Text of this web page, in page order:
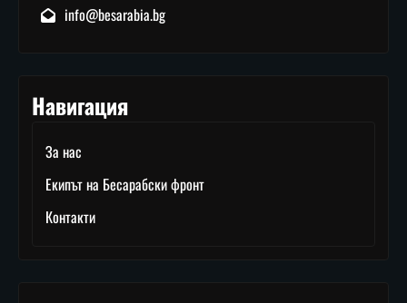
info@besarabia.bg
Навигация
За нас
Екипът на Бесарабски фронт
Контакти